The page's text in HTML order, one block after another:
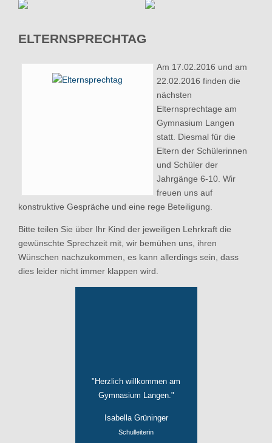
ELTERNSPRECHTAG
Am 17.02.2016 und am
22.02.2016 finden die
nächsten
Elternsprechtage am
Gymnasium Langen
statt. Diesmal für die
Eltern der Schülerinnen
und Schüler der
Jahrgänge 6-10. Wir
freuen uns auf
konstruktive Gespräche und eine rege Beteiligung.
Bitte teilen Sie über Ihr Kind der jeweiligen Lehrkraft die
gewünschte Sprechzeit mit, wir bemühen uns, ihren
Wünschen nachzukommen, es kann allerdings sein, dass
dies leider nicht immer klappen wird.
"Herzlich willkommen am
Gymnasium Langen."
Isabella Grüninger
Schulleiterin